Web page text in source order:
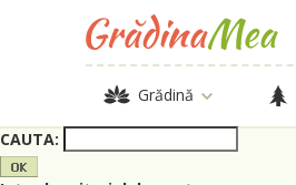
Grădină
CAUTA: